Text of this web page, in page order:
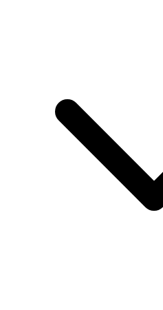
Cửa Nhựa Giá Rẻ